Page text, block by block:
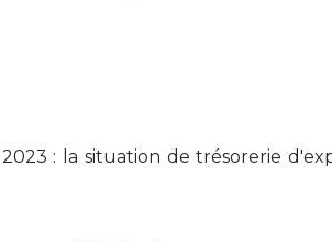
: la situation de trésorerie